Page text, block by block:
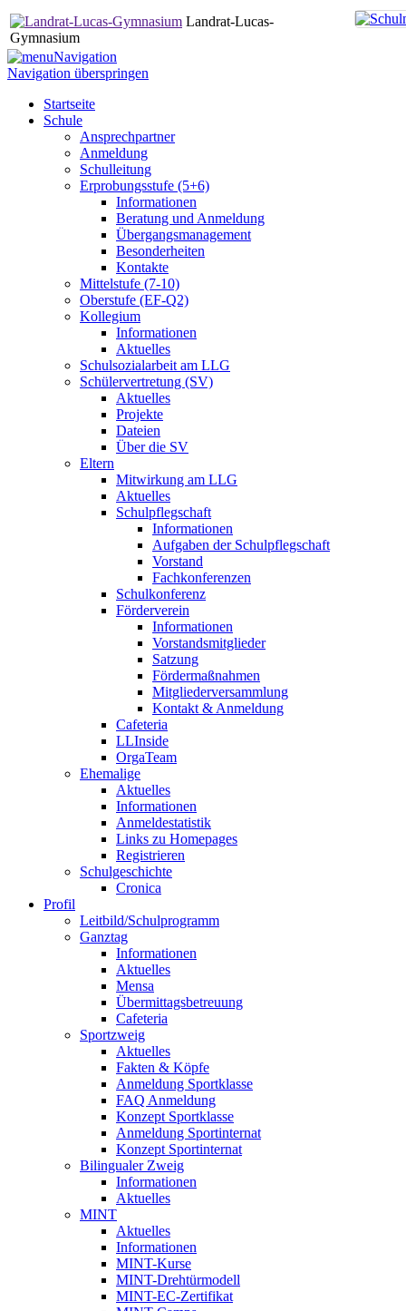
Landrat-Lucas-
Gymnasium
Navigation
Navigation überspringen
Startseite
Schule
Ansprechpartner
Anmeldung
Schulleitung
Erprobungsstufe (5+6)
Informationen
Beratung und Anmeldung
Übergangsmanagement
Besonderheiten
Kontakte
Mittelstufe (7-10)
Oberstufe (EF-Q2)
Kollegium
Informationen
Aktuelles
Schulsozialarbeit am LLG
Schülervertretung (SV)
Aktuelles
Projekte
Dateien
Über die SV
Eltern
Mitwirkung am LLG
Aktuelles
Schulpflegschaft
Informationen
Aufgaben der Schulpflegschaft
Vorstand
Fachkonferenzen
Schulkonferenz
Förderverein
Informationen
Vorstandsmitglieder
Satzung
Fördermaßnahmen
Mitgliederversammlung
Kontakt & Anmeldung
Cafeteria
LLInside
OrgaTeam
Ehemalige
Aktuelles
Informationen
Anmeldestatistik
Links zu Homepages
Registrieren
Schulgeschichte
Cronica
Profil
Leitbild/Schulprogramm
Ganztag
Informationen
Aktuelles
Mensa
Übermittagsbetreuung
Cafeteria
Sportzweig
Aktuelles
Fakten & Köpfe
Anmeldung Sportklasse
FAQ Anmeldung
Konzept Sportklasse
Anmeldung Sportinternat
Konzept Sportinternat
Bilingualer Zweig
Informationen
Aktuelles
MINT
Aktuelles
Informationen
MINT-Kurse
MINT-Drehtürmodell
MINT-EC-Zertifikat